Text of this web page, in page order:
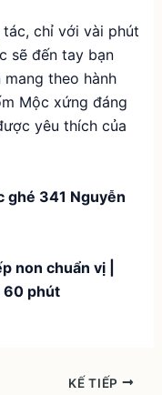
chỉ với vài phút
sẽ đến tay bạn
theo hành
Mộc xứng đáng
yêu thích của
ghé 341 Nguyễn
non chuẩn vị |
60 phút
KẾ TIẾP